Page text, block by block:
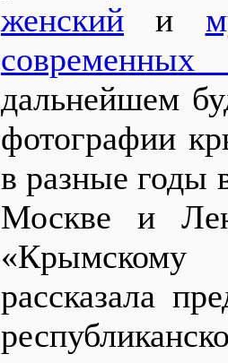
женский и
современных
дальнейшем
фотографии
в разные годы
Москве и
рассказала